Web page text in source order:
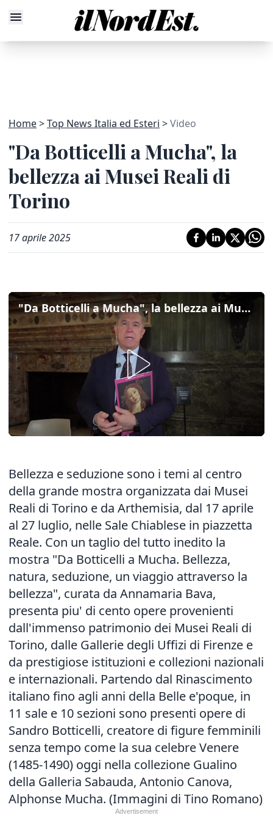
Home Top News Italia ed Esteri Video
"Da Botticelli a Mucha", la
bellezza ai Musei Reali di
Torino
17 aprile 2025
"Da Botticelli a Mucha", la bellezza ai Musei Reali di Torino
Bellezza e seduzione sono i temi al centro
della grande mostra organizzata dai Musei
Reali di Torino e da Arthemisia, dal 17 aprile
al 27 luglio, nelle Sale Chiablese in piazzetta
Reale. Con un taglio del tutto inedito la
mostra "Da Botticelli a Mucha. Bellezza,
natura, seduzione, un viaggio attraverso la
bellezza", curata da Annamaria Bava,
presenta piu' di cento opere provenienti
dall'immenso patrimonio dei Musei Reali di
Torino, dalle Gallerie degli Uffizi di Firenze e
da prestigiose istituzioni e collezioni nazionali
e internazionali. Partendo dal Rinascimento
italiano fino agli anni della Belle e'poque, in
11 sale e 10 sezioni sono presenti opere di
Sandro Botticelli, creatore di figure femminili
senza tempo come la sua celebre Venere
(1485-1490) oggi nella collezione Gualino
della Galleria Sabauda, Antonio Canova,
Alphonse Mucha. (Immagini di Tino Romano)